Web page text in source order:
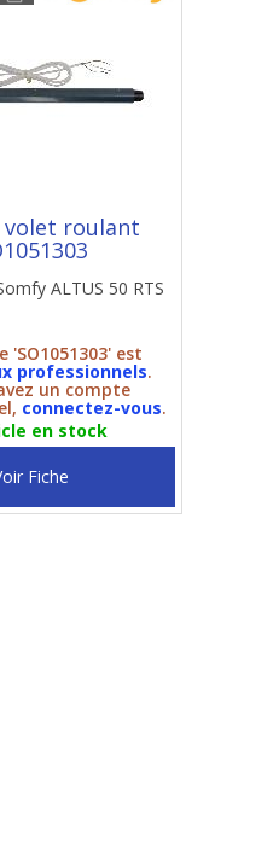
roulant
ALTUS 50 RTS
'SO1051303' est
professionnels.
un compte
connectez-vous.
en stock
Fiche